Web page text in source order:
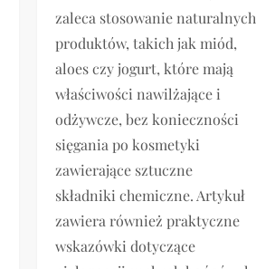
zaleca stosowanie naturalnych
produktów, takich jak miód,
aloes czy jogurt, które mają
właściwości nawilżające i
odżywcze, bez konieczności
sięgania po kosmetyki
zawierające sztuczne
składniki chemiczne. Artykuł
zawiera również praktyczne
wskazówki dotyczące